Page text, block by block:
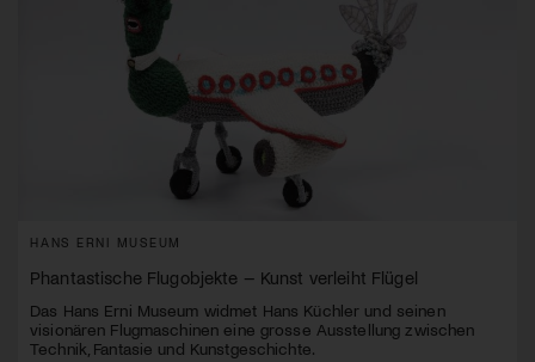
HANS ERNI MUSEUM
Phantastische Flugobjekte – Kunst verleiht Flügel
Das Hans Erni Museum widmet Hans Küchler und seinen
visionären Flugmaschinen eine grosse Ausstellung zwischen
Technik, Fantasie und Kunstgeschichte.